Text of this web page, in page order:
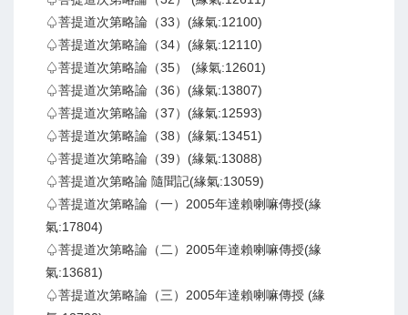
♤菩提道次第略論（33）(緣氣:12100)
♤菩提道次第略論（34）(緣氣:12110)
♤菩提道次第略論（35） (緣氣:12601)
♤菩提道次第略論（36）(緣氣:13807)
♤菩提道次第略論（37）(緣氣:12593)
♤菩提道次第略論（38）(緣氣:13451)
♤菩提道次第略論（39）(緣氣:13088)
♤菩提道次第略論 隨聞記(緣氣:13059)
♤菩提道次第略論（一）2005年達賴喇嘛傳授(緣
氣:17804)
♤菩提道次第略論（二）2005年達賴喇嘛傳授(緣
氣:13681)
♤菩提道次第略論（三）2005年達賴喇嘛傳授 (緣